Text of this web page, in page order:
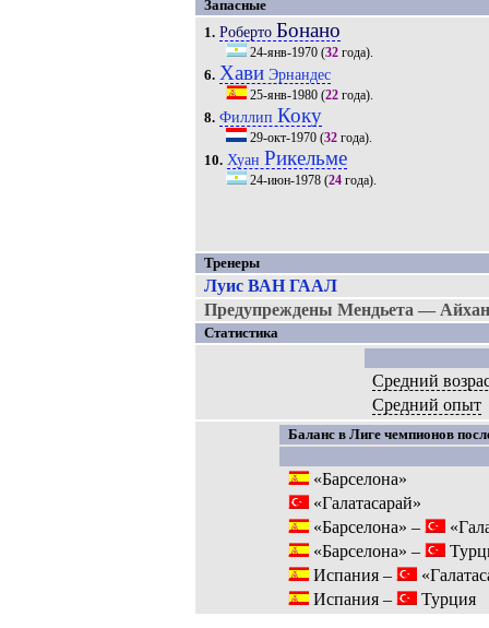
Запасные
1. Роберто Бонано
24-янв-1970(32года).
6. ХавиЭрнандес
25-янв-1980(22года).
8. Филлип Коку
29-окт-1970(32года).
10. Хуан Рикельме
24-июн-1978(24года).
Тренеры
Луис ВАН ГААЛ
Предупреждены Мендьета —
Статистика
Средний
Средний опыт
Баланс в Лиге чемпионов
«Барселона»
«Галатасарай»
«Барселона» –
«Барселона» –
Испания –
Испания –
Турция